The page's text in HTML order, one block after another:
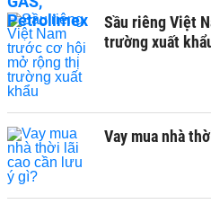
Sầu riêng Việt
trường xuất
Vay mua nhà